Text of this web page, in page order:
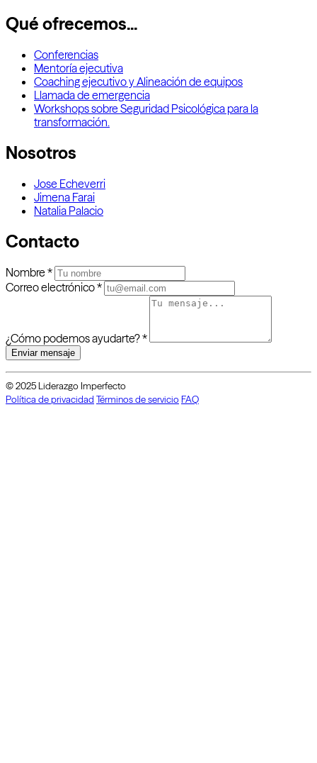
Qué ofrecemos...
Conferencias
Mentoría ejecutiva
Coaching ejecutivo y Alineación de equipos
Llamada de emergencia
Workshops sobre Seguridad Psicológica para la
transformación.
Nosotros
Jose Echeverri
Jimena Farai
Natalia Palacio
Contacto
Nombre *
Correo electrónico*
¿Cómo podemos ayudarte?*
Enviar mensaje
© 2025 Liderazgo Imperfecto
Política de privacidad Términos de servicioFAQ